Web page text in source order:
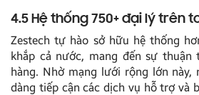
4.5 Hệ thống 750+ đại lý trên
Zestech tự hào sở hữu hệ thống
khắp cả nước, mang đến sự
hàng. Nhờ mạng lưới rộng lớn này,
dàng tiếp cận các dịch vụ hỗ trợ và